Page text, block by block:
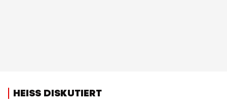
HEISS DISKUTIERT